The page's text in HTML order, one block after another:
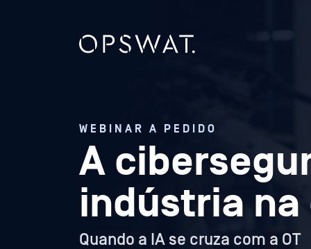
WEBINAR A PEDIDO
A
indústria na
Quando a IA se cruza com a OT